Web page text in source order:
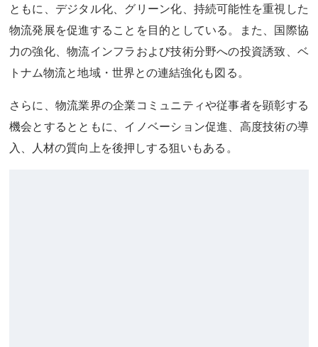
ともに、デジタル化、グリーン化、持続可能性を重視した
物流発展を促進することを目的としている。また、国際協
力の強化、物流インフラおよび技術分野への投資誘致、ベ
トナム物流と地域・世界との連結強化も図る。
さらに、物流業界の企業コミュニティや従事者を顕彰する
機会とするとともに、イノベーション促進、高度技術の導
入、人材の質向上を後押しする狙いもある。